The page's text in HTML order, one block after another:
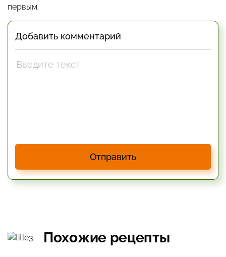
первым.
Добавить комментарий
Отправить
Похожие рецепты